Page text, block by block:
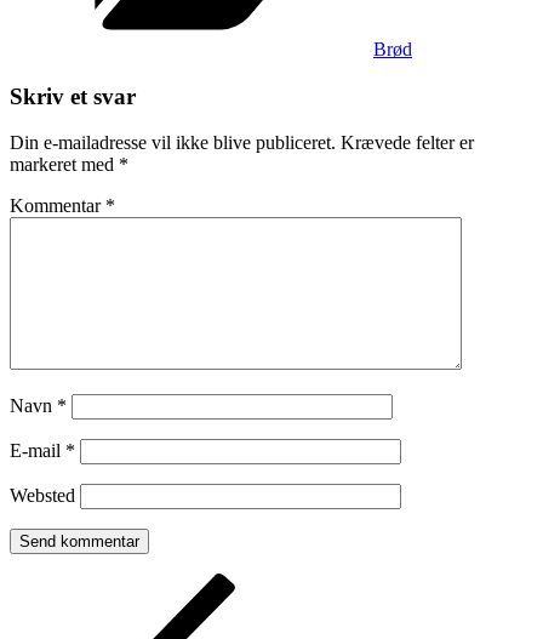
Brød
Skriv et svar
Din e-mailadresse vil ikke blive publiceret. Krævede felter er
markeret med *
Kommentar *
Navn *
E-mail *
Websted
Indlægsnavigation